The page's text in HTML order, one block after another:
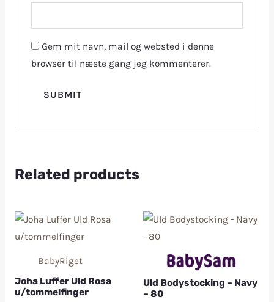
Gem mit navn, mail og websted i denne
browser til næste gang jeg kommenterer.
Related products
BabyRiget
Joha Luffer Uld Rosa
u/tommelfinger
Uld Bodystocking – Navy
– 80